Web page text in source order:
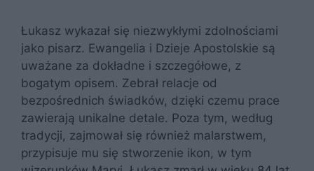
Łukasz wykazał się niezwykłymi zdolnościami
jako pisarz. Ewangelia i Dzieje Apostolskie są
uważane za dokładne i szczegółowe, z
bogatym opisem. Zebrał relacje od
bezpośrednich świadków, dzięki czemu prace
zawierają unikalne detale. Poza tym, według
tradycji, zajmował się również malarstwem,
przypisuje mu się stworzenie ikon, w tym